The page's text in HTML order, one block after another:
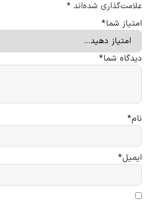
علامت‌گذاری شده‌اند *
امتیاز شما*
دیدگاه شما*
نام*
ایمیل*